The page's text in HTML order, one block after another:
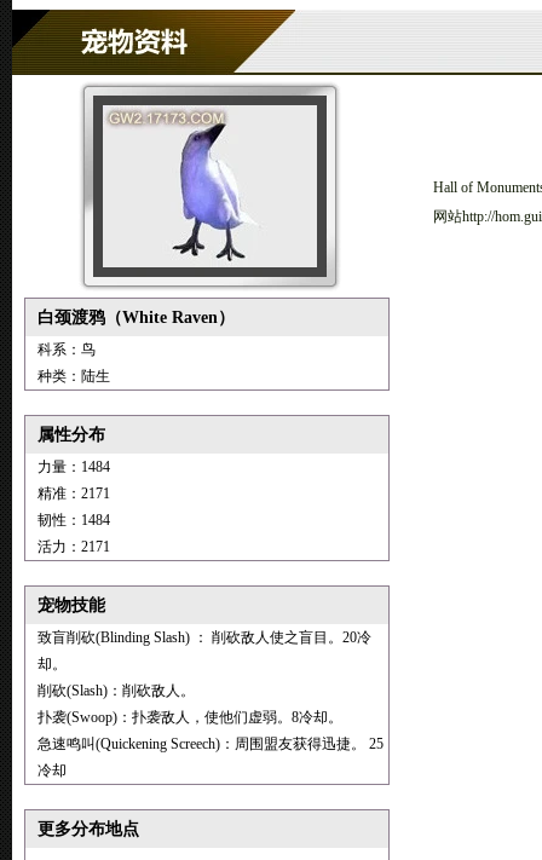
白颈渡鸦（White Raven）
科系：鸟
种类：陆生
属性分布
力量：1484
精准：2171
韧性：1484
活力：2171
宠物技能
致盲削砍(Blinding Slash) ： 削砍敌人使之盲目。20冷
却。
削砍(Slash)：削砍敌人。
扑袭(Swoop)：扑袭敌人，使他们虚弱。8冷却。
急速鸣叫(Quickening Screech)：周围盟友获得迅捷。 25
冷却
更多分布地点
Hall of
网站http://